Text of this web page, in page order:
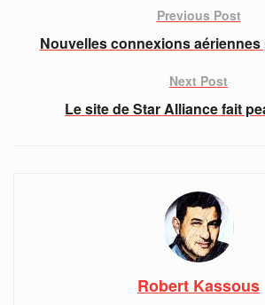
Previous Post
Nouvelles connexions aériennes
Next Post
Le site de Star Alliance fait
Robert Kassous